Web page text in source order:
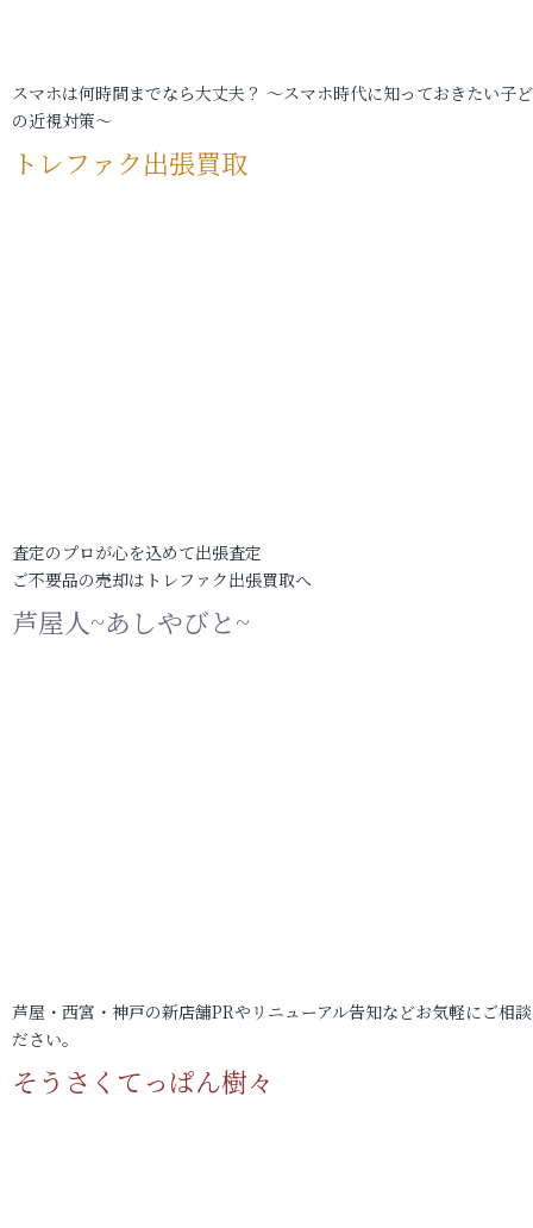
スマホは何時間までなら大丈夫？ ～スマホ時代に知っておきたい子
の近視対策～
トレファク出張買取
査定のプロが心を込めて出張査定
ご不要品の売却はトレファク出張買取へ
芦屋人~あしやびと~
芦屋・西宮・神戸の新店舗PRやリニューアル告知などお気軽にご相
ださい。
そうさくてっぱん樹々